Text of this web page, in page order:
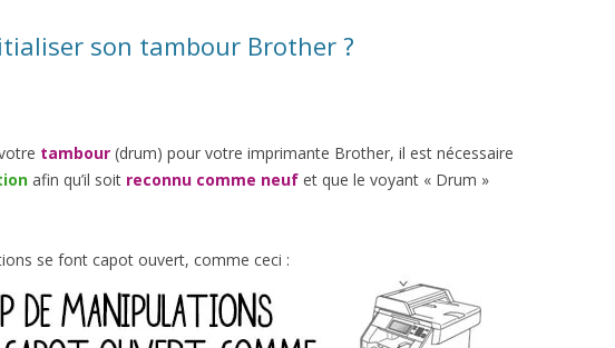
son tambour Brother ?
tambour (drum) pour votre imprimante Brother, il est nécessaire
afin qu’il soit reconnu comme neuf et que le voyant « Drum »
se font capot ouvert, comme ceci :